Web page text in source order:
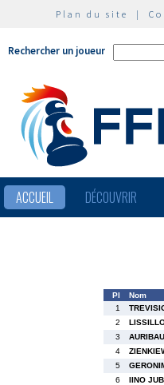
Plan du site |
Rechercher un joueur
ACCUEIL DÉCOUVRIR
Pl Nom
1
2
3
4
5
6
IINO